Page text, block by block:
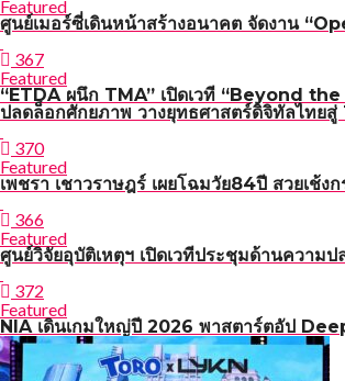
Featured
ศูนย์เมอร์ซี่เดินหน้าสร้างอนาคต จัดงาน
367
Featured
“ETDA ผนึก TMA” เปิดเวที “Beyond
ปลดล็อกศักยภาพ วางยุทธศาสตร์ดิจิทัลไทยสู่
370
Featured
เพชรา เชาวราษฎร์ เผยโฉมวัย84ปี สวยเช้ง
366
Featured
ศูนย์วิจัยอุบัติเหตุฯ เปิดเวทีประชุมด้านความ
372
Featured
NIA เดินเกมใหญ่ปี 2026 พาสตาร์ตอัป